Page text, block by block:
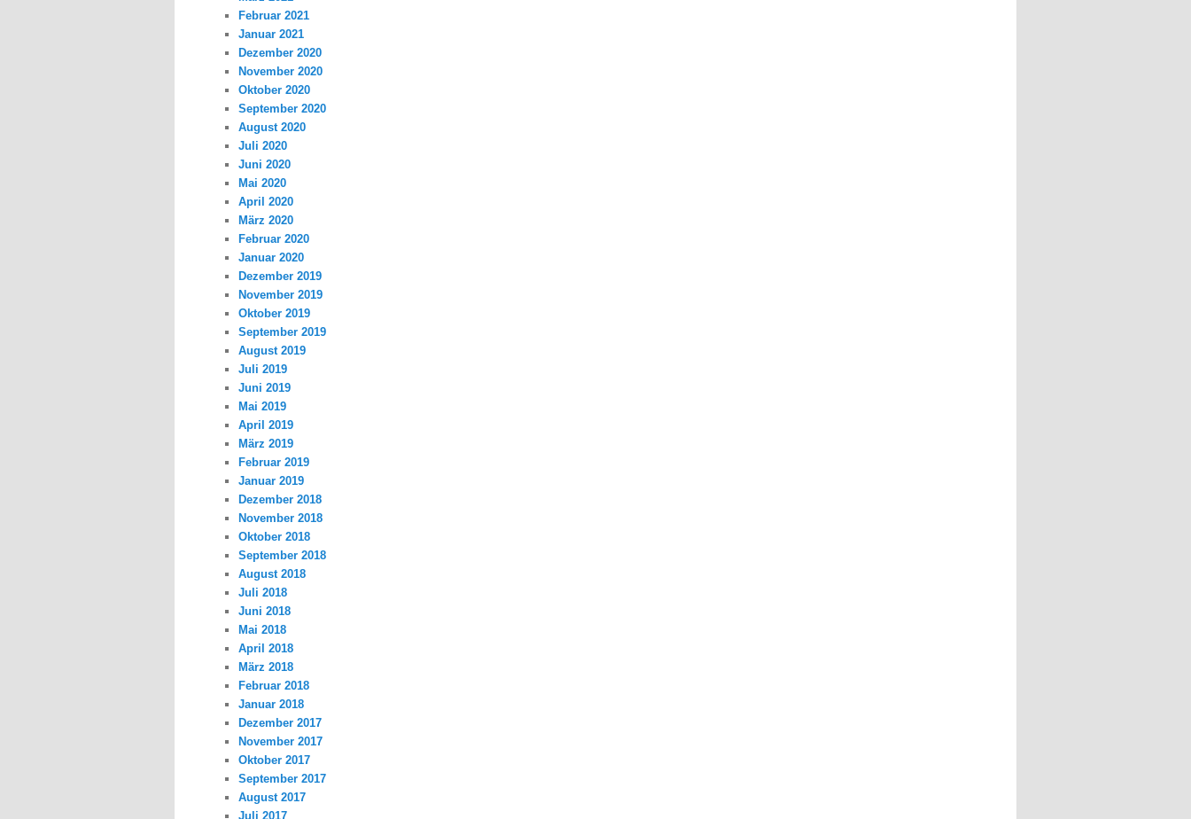
Februar 2021
Januar 2021
Dezember 2020
November 2020
Oktober 2020
September 2020
August 2020
Juli 2020
Juni 2020
Mai 2020
April 2020
März 2020
Februar 2020
Januar 2020
Dezember 2019
November 2019
Oktober 2019
September 2019
August 2019
Juli 2019
Juni 2019
Mai 2019
April 2019
März 2019
Februar 2019
Januar 2019
Dezember 2018
November 2018
Oktober 2018
September 2018
August 2018
Juli 2018
Juni 2018
Mai 2018
April 2018
März 2018
Februar 2018
Januar 2018
Dezember 2017
November 2017
Oktober 2017
September 2017
August 2017
Juli 2017